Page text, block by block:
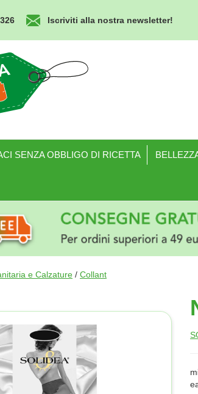
Iscriviti alla nostra newsletter!
SENZA OBBLIGO DI RICETTA
e Calzature / Collant